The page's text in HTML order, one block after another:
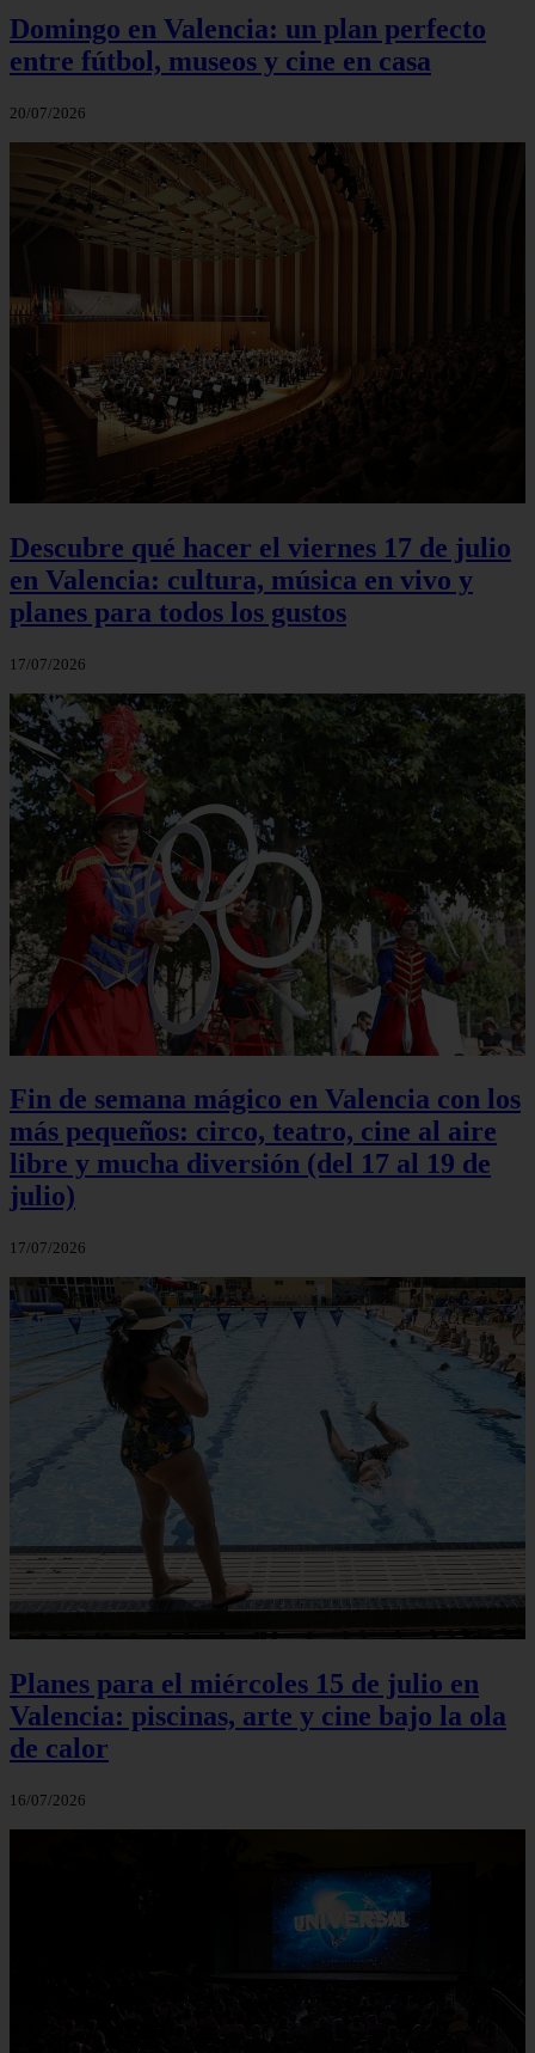
Domingo en Valencia: un plan perfecto
entre fútbol, museos y cine en casa
20/07/2026
Descubre qué hacer el viernes 17 de julio
en Valencia: cultura, música en vivo y
planes para todos los gustos
17/07/2026
Fin de semana mágico en Valencia con los
más pequeños: circo, teatro, cine al aire
libre y mucha diversión (del 17 al 19 de
julio)
17/07/2026
Planes para el miércoles 15 de julio en
Valencia: piscinas, arte y cine bajo la ola
de calor
16/07/2026